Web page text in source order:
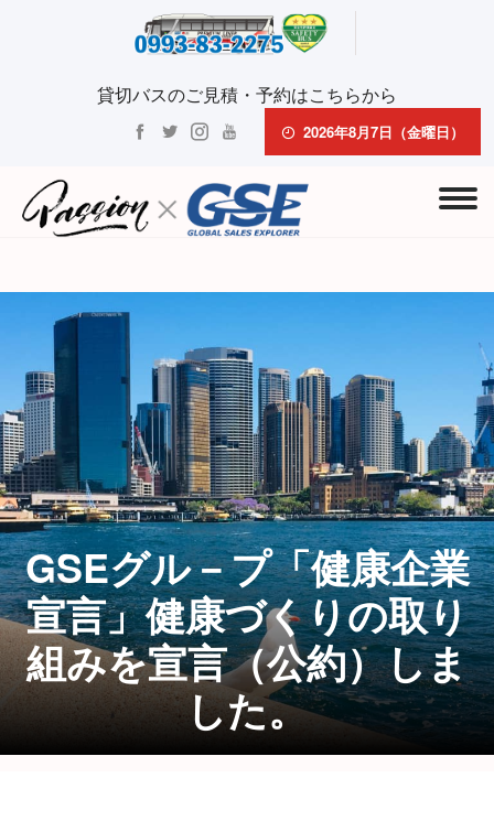
貸切バスのご見積・予約はこちらから
2026年8月7日（金曜日）
GSEグル－プ「健康企業
宣言」健康づくりの取り
組みを宣言（公約）しま
した。